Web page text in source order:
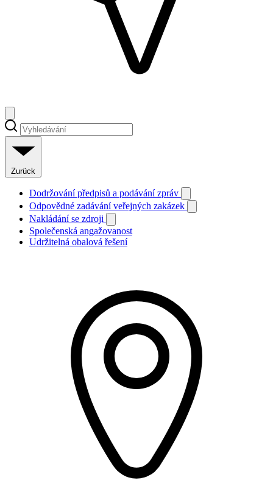
Zurück
Dodržování předpisů a podávání zpráv
Odpovědné zadávání veřejných zakázek
Nakládání se zdroji
Společenská angažovanost
Udržitelná obalová řešení